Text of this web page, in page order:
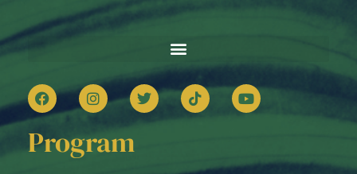
Program